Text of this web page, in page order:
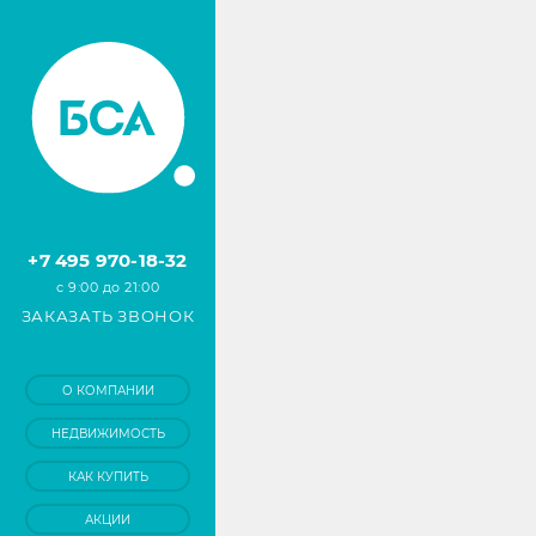
+7 495 970-18-32
с 9:00 до 21:00
ЗАКАЗАТЬ ЗВОНОК
О КОМПАНИИ
НЕДВИЖИМОСТЬ
КАК КУПИТЬ
АКЦИИ